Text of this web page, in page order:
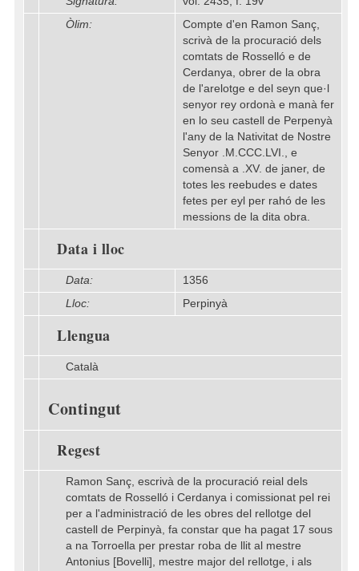
Òlim:
Compte d'en Ramon Sanç,
scrivà de la procuració dels
comtats de Rosselló e de
Cerdanya, obrer de la obra
de l'arelotge e del seyn que·l
senyor rey ordonà e manà fer
en lo seu castell de Perpenyà
l'any de la Nativitat de Nostre
Senyor .M.CCC.LVI., e
comensà a .XV. de janer, de
totes les reebudes e dates
fetes per eyl per rahó de les
messions de la dita obra.
Data i lloc
Data:
1356
Lloc:
Perpinyà
Llengua
Català
Contingut
Regest
Ramon Sanç, escrivà de la procuració reial dels
comtats de Rosselló i Cerdanya i comissionat pel rei
per a l'administració de les obres del rellotge del
castell de Perpinyà, fa constar que ha pagat 17 sous
a na Torroella per prestar roba de llit al mestre
Antonius [Bovelli], mestre major del rellotge, i als